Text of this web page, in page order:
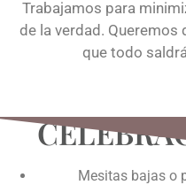
Trabajamos para
de la verdad. Queremos
que todo
Mesitas bajas o